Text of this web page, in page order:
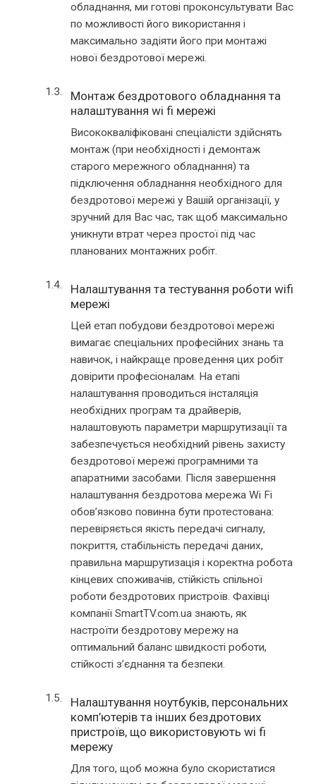
обладнання, ми готові проконсультувати Вас
по можливості його використання і
максимально задіяти його при монтажі
нової бездротової мережі.
Монтаж бездротового обладнання та
налаштування wi fi мережі
Висококваліфіковані спеціалісти здійснять
монтаж (при необхідності і демонтаж
старого мережного обладнання) та
підключення обладнання необхідного для
бездротової мережі у Вашій організації, у
зручний для Вас час, так щоб максимально
уникнути втрат через простої під час
планованих монтажних робіт.
Налаштування та тестування роботи wifi
мережі
Цей етап побудови бездротової мережі
вимагає спеціальних професійних знань та
навичок, і найкраще проведення цих робіт
довірити професіоналам. На етапі
налаштування проводиться інсталяція
необхідних програм та драйверів,
налаштовують параметри маршрутизації та
забезпечується необхідний рівень захисту
бездротової мережі програмними та
апаратними засобами. Після завершення
налаштування бездротова мережа Wi Fi
обов’язково повинна бути протестована:
перевіряється якість передачі сигналу,
покриття, стабільність передачі даних,
правильна маршрутизація і коректна робота
кінцевих споживачів, стійкість спільної
роботи бездротових пристроїв. Фахівці
компанії SmartTV.com.ua знають, як
настроїти бездротову мережу на
оптимальний баланс швидкості роботи,
стійкості з’єднання та безпеки.
Налаштування ноутбуків, персональних
комп’ютерів та інших бездротових
пристроїв, що використовують wi fi
мережу
Для того, щоб можна було скористатися